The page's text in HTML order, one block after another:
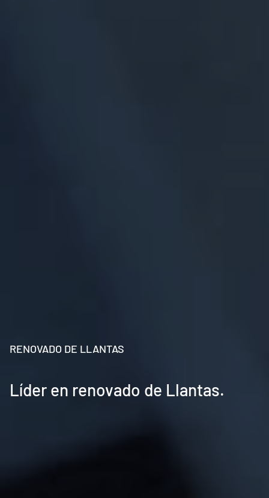
RENOVADO DE LLANTAS
Líder en renovado de Llantas.